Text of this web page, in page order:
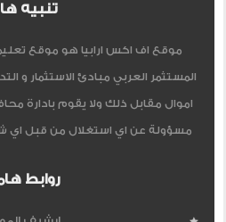
تنبيه
موقع اف اكس ارابيا هو موقع
المستثمر العربي مبادئ الاستثمار و
اموال مقابل ذلك ولا يقوم بادارة
مسؤولة عن اي استغلال من قبل
روابط